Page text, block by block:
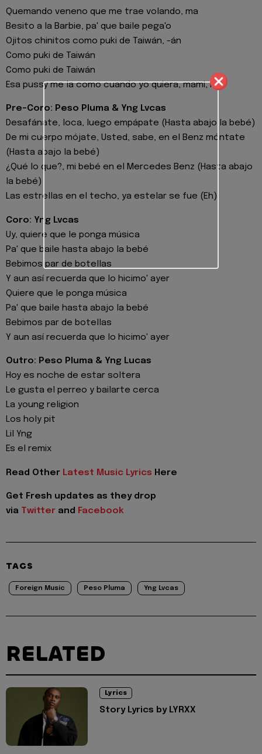
Quemando veneno que me trae volando, ma
Besito a la Barbie, pa' que baile pega'o
Ojitos chinitos como puki de Taiwán, -án
Como puki de Taiwán
Como puki de Taiwán
Esa pussy me la como cuando yo quiera, mami, ma
Pre-Coro: Peso Pluma & Yng Lvcas
Desafánate, loca, luego empápate (Hasta abajo la bebé)
De mi cuerpo mójate, Usted, sabe, en el Benz móntate
(Hasta abajo la bebé)
¿Qué lo que?, mi bebé en el Mercedes Benz (Hasta abajo
la bebé)
Las estrellas en el techo, ya estelar se fue (Eh)
Coro: Yng Lvcas
Uy, quiere que le ponga música
Pa' que baile hasta abajo la bebé
Bebimos par de botellas
Y aun así recuerda que lo hicimo' ayer
Quiere que le ponga música
Pa' que baile hasta abajo la bebé
Bebimos par de botellas
Y aun así recuerda que lo hicimo' ayer
Outro: Peso Pluma & Yng Lucas
Hoy es noche de estar soltera
Le gusta el perreo y bailarte cerca
La young religion
Los holy pit
Lil Yng
Es el remix
Read Other Latest Music Lyrics Here
Get Fresh updates as they drop
via Twitter and Facebook
TAGS
Foreign Music Peso Pluma Yng Lvcas
RELATED
Lyrics
Story Lyrics by LYRXX